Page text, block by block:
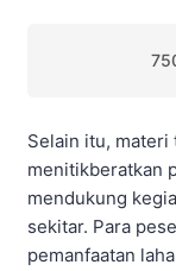
Selain itu, materi
menitikberatkan
mendukung
sekitar. Para
pemanfaatan